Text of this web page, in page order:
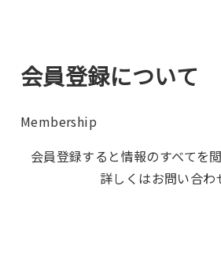
会員登録について
Membership
会員登録すると情報のすべてを
詳しくはお問い合わ